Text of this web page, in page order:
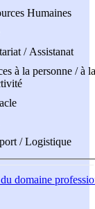
Humaines
/ Assistanat
à la personne / à la
/ Logistique
domaine